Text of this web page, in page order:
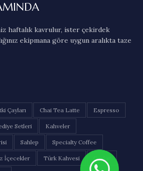
haftalık kavrulur, ister çekirdek
ekipmana göre uygun aralıkta taze
Çayları Chai Tea Latte Espresso
Setleri Kahveler
Sahlep Specialty Coffee
İçecekler Türk Kahvesi Çaylar